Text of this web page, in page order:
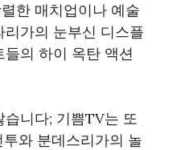
한 매치업이나 예술
가의 눈부신 디스플
의 하이 옥탄 액션
니다; 기쁨TV는 또
와 분데스리가의 놀